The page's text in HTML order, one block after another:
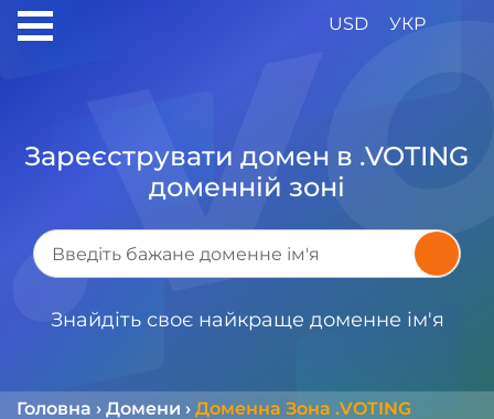
USD УКР
Зареєструвати домен в .VOTING
доменній зоні
Знайдіть своє найкраще доменне ім'я
Головна › Домени › Доменна Зона .VOTING